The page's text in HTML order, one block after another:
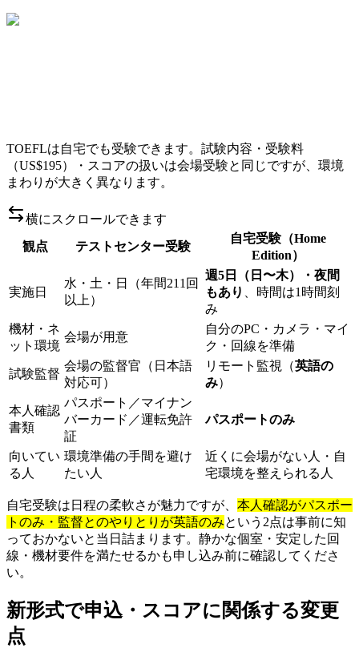
TOEFLは自宅でも受験できます。試験内容・受験料
（US$195）・スコアの扱いは会場受験と同じですが、環境
まわりが大きく異なります。
横にスクロールできます
観点
テストセンター受験
自宅受験（Home
Edition）
実施日
水・土・日（年間211回
以上）
週5日（日〜木）・夜間
もあり
、時間は1時間刻
み
機材・ネ
ット環境
会場が用意
自分のPC・カメラ・マイ
ク・回線を準備
試験監督
会場の監督官（日本語
対応可）
リモート監視（英語の
み）
本人確認
書類
パスポート／マイナン
バーカード／運転免許
証
パスポートのみ
向いてい
る人
環境準備の手間を避け
たい人
近くに会場がない人・自
宅環境を整えられる人
自宅受験は日程の柔軟さが魅力ですが、 本人確認がパスポー
トのみ・監督とのやりとりが英語のみという2点は事前に知
っておかないと当日詰まります。静かな個室・安定した回
線・機材要件を満たせるかも申し込み前に確認してくださ
い。
新形式で申込・スコアに関係する変更
点